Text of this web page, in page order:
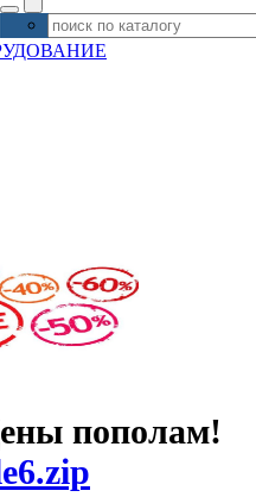
пополам!